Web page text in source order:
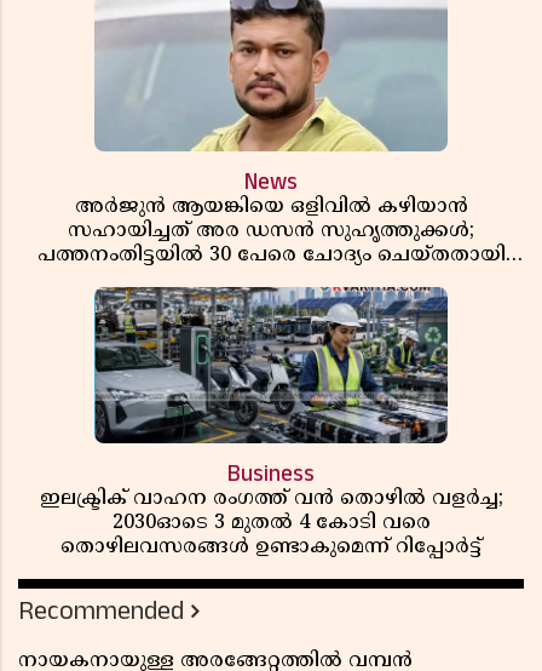
News
അർജുൻ ആയങ്കിയെ ഒളിവിൽ കഴിയാൻ
സഹായിച്ചത് അര ഡസൻ സുഹൃത്തുക്കൾ;
പത്തനംതിട്ടയിൽ 30 പേരെ ചോദ്യം ചെയ്തതായി
Business
ഇലക്ട്രിക് വാഹന രംഗത്ത് വൻ തൊഴിൽ വളർച്ച;
2030ഓടെ 3 മുതൽ 4 കോടി വരെ
തൊഴിലവസരങ്ങൾ ഉണ്ടാകുമെന്ന് റിപ്പോർട്ട്
Recommended
നായകനായുള്ള അരങ്ങേറ്റത്തിൽ വമ്പൻ